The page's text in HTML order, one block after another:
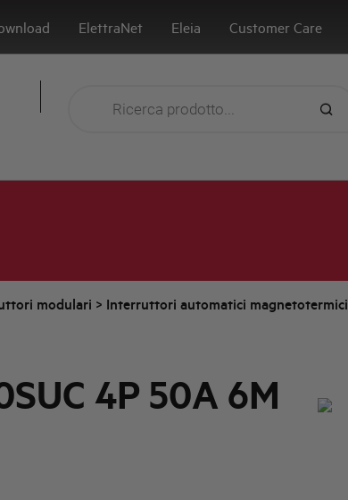
ElettraNet Eleia Customer Care
modulari > Interruttori automatici magnetotermici
4P 50A 6M